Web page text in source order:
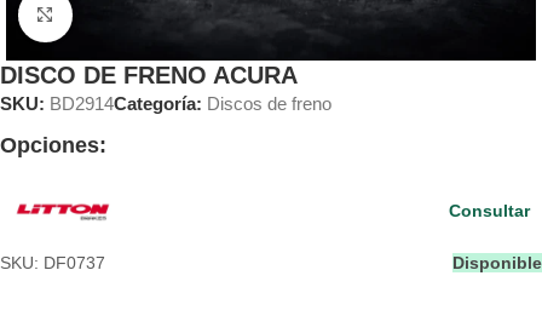
Clic para ampliar
DISCO DE FRENO ACURA
SKU: BD2914Categoría: Discos de freno
Opciones:
SKU: DF0737 Disponible
Consultar